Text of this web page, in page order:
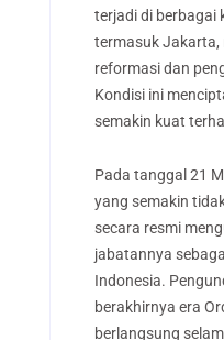
terjadi di berbagai
termasuk
reformasi dan
Kondisi ini
semakin kuat
Pada tanggal 21
yang semakin
secara resmi
jabatannya
Indonesia.
berakhirnya era
berlangsung